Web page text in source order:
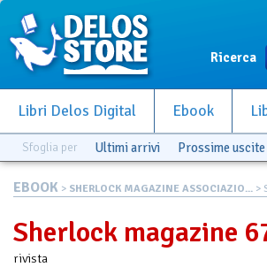
Ricerca
Libri Delos Digital Ebook
Sfoglia per Ultimi arrivi Prossime uscite
EBOOK > SHERLOCK MAGAZINE ASSOCIAZIO... >
Sherlock magazine
rivista